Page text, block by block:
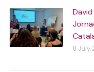
8 July,